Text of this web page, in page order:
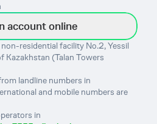
account online
residential facility No.2, Yessil
Kazakhstan (Talan Towers
landline numbers in
and mobile numbers are
in